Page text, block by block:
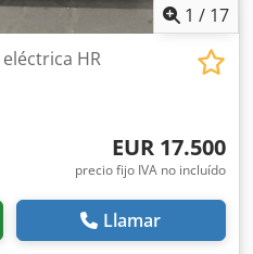
1 / 17
HR
EUR 17.500
precio fijo IVA no incluído
Llamar